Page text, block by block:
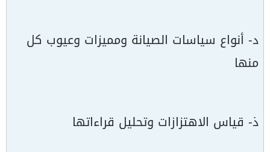
د- أنواع سياسات الصيانة ومميزات وعيوب كل
منها
ذ- قياس الاهتزازات وتحليل قراءاتها